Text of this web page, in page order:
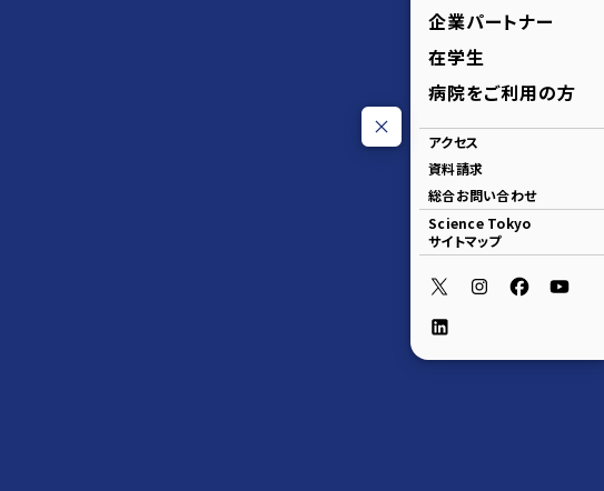
企業パートナー
在学生
病院をご利用の方
アクセス
資料請求
総合お問い合わせ
Science Tokyo
サイトマップ